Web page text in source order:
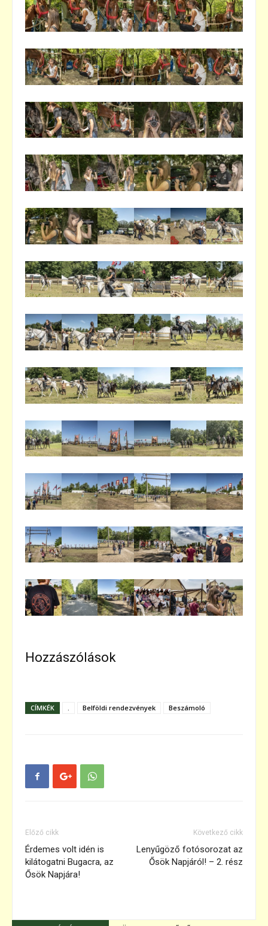
Hozzászólások
CÍMKÉK . Belföldi rendezvények Beszámoló
Előző cikk
Érdemes volt idén is
kilátogatni Bugacra, az
Ősök Napjára!
Következő cikk
Lenyűgöző fotósorozat az
Ősök Napjáról! – 2. rész